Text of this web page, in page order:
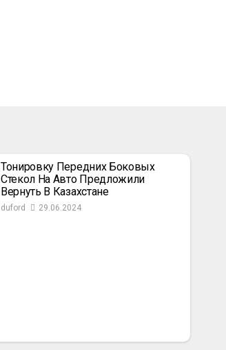
Тонировку Передних Боковых
Стекол На Авто Предложили
Вернуть В Казахстане
duford 29.06.2024